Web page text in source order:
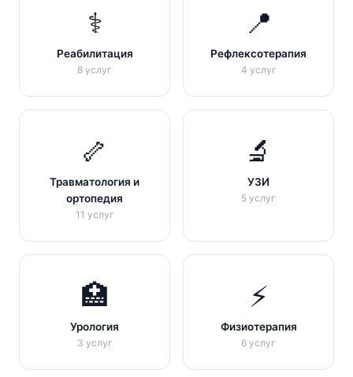
⚕️
Реабилитация
8 услуг
📍
Рефлексотерапия
4 услуг
🦴
Травматология и
ортопедия
11 услуг
🔬
УЗИ
5 услуг
🏥
Урология
3 услуг
⚡
Физиотерапия
6 услуг